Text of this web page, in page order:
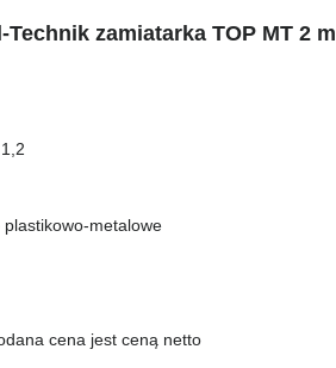
zamiatarka TOP MT 2 m
metalowe
cena jest ceną netto